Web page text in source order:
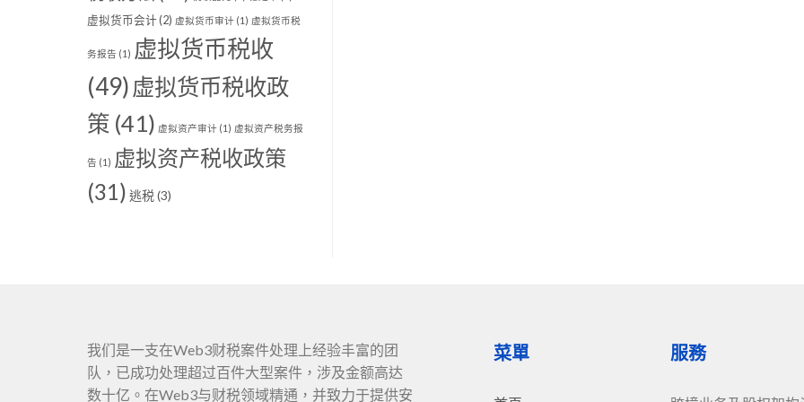
虚拟货币会计(2) 虚拟货币审计 (1) 虚拟货币税
务报告 (1) 虚拟货币税收
(49) 虚拟货币税收政
策 (41) 虚拟资产审计 (1) 虚拟资产税务报
告 (1) 虚拟资产税收政策
(31) 逃税 (3)
我们是一支在Web3财税案件处理上经验丰富的团
队，已成功处理超过百件大型案件，涉及金额高达
数十亿。在Web3与财税领域精通，并致力于提供安
菜單 服務